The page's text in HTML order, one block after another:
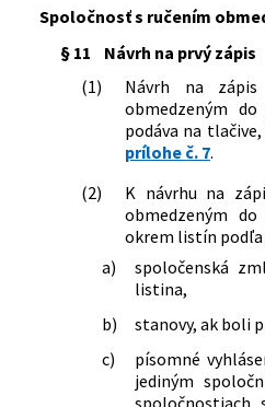
Spoločnosť s ručením
§ 11
Návrh na prvý zápis
(1)
Návrh na
obmedzeným
podáva na
prílohe č. 7.
(2)
K návrhu na
obmedzeným
okrem listín podľa
a)
spoločenská
listina,
b)
stanovy, ak boli
c)
písomné
jediným
spoločnostiach